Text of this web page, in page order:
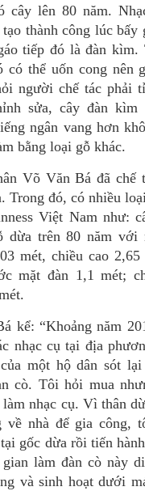
cây lên 80 năm.
thành công lúc bấy
tiếp đó là đàn kìm.
có thể uốn cong nên
người chế tác phải
sửa, cây đàn kìm
ngân vang hơn
bằng loại gỗ khác.
Võ Văn Bá đã chế
Trong đó, có nhiều
Việt Nam như:
dừa trên 80 năm với
mét, chiều cao 2,65
mặt đàn 1,1 mét;
kể: “Khoảng năm
nhạc cụ tại địa
một hộ dân sót
cò. Tôi hỏi mua
nhạc cụ. Vì thân
về nhà để gia công,
gốc dừa rồi tiến
làm đàn cò này
và sinh hoạt dưới